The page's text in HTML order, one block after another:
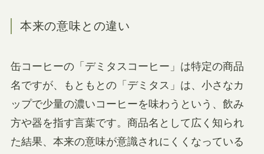
本来の意味との違い
缶コーヒーの「デミタスコーヒー」は特定の商品
名ですが、もともとの「デミタス」は、小さなカ
ップで少量の濃いコーヒーを味わうという、飲み
方や器を指す言葉です。商品名として広く知られ
た結果、本来の意味が意識されにくくなっている